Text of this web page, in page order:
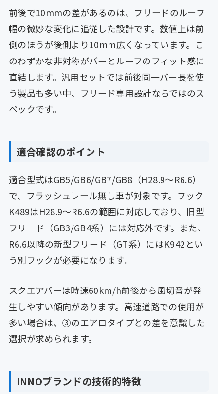
前後で10mmの差があるのは、フリードのルーフ
幅の微妙な変化に追従した設計です。数値上は前
側のほうが後側より10mm広くなっています。こ
のわずかな非対称がバーとルーフのフィット感に
直結します。汎用セットでは前後同一バー長を使
う製品も多い中、フリード専用設計ならではのス
ペックです。
適合確認のポイント
適合型式はGB5/GB6/GB7/GB8（H28.9〜R6.6）
で、フラッシュレール無し車が対象です。フック
K489はH28.9〜R6.6の範囲に対応しており、旧型
フリード（GB3/GB4系）には対応外です。また、
R6.6以降の新型フリード（GT系）にはK942とい
う別フックが必要になります。
スクエアバーは時速60km/h前後から風切音が発
生しやすい傾向があります。高速道路での使用が
多い場合は、③のエアロタイプとの差を意識した
選択が求められます。
INNOブランドの技術的特徴